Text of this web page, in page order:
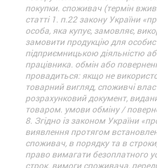
покупки. споживач (термін
статті 1. п.22 закону України
особа, яка купує, замовляє,
замовити продукцію для
підприємницькою діяльністю
працівника. обмін або
провадиться: якщо не
товарний вигляд, споживчі
розрахунковий документ,
товаром. умови обміну /
8. Згідно із законом України
виявлення протягом
споживач, в порядку та в
право вимагати безоплатного
строк. вимоги споживача,